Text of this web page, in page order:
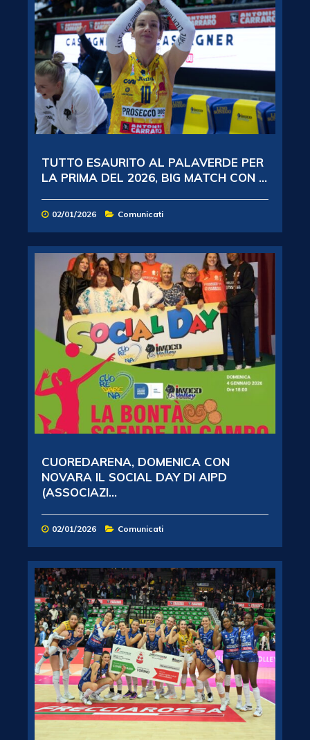
TUTTO ESAURITO AL PALAVERDE PER
LA PRIMA DEL 2026, BIG MATCH CON ...
02/01/2026 Comunicati
CUOREDARENA, DOMENICA CON
NOVARA IL SOCIAL DAY DI AIPD
(ASSOCIAZI...
02/01/2026 Comunicati